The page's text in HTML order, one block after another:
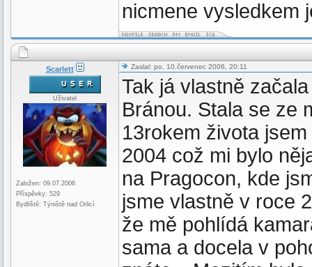
nicmene vysledkem
Scarlett
Uživatel
Založen: 09.07.2006
Příspěvky: 529
Bydliště: Týniště nad Orlicí
Zaslal: po, 10.červenec 2006, 20:11
Tak já vlastně
Bránou. Stala se ze
13rokem života
2004 což mi bylo
na Pragocon, kde
jsme vlastně v roce
že mě pohlídá
sama a docela v